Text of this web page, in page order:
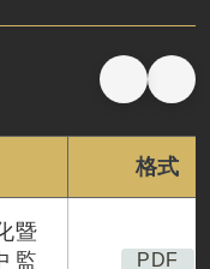
格式
暨
監
PDF